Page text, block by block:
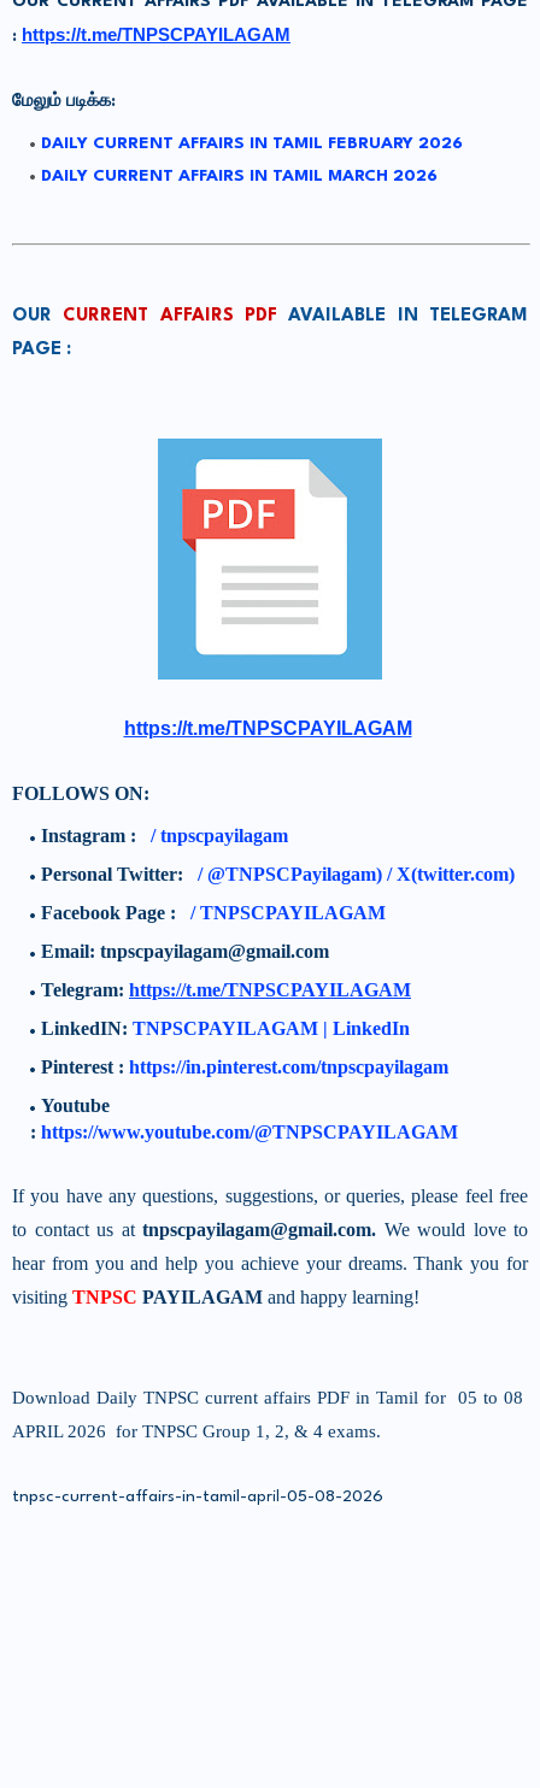
: https://t.me/TNPSCPAYILAGAM
மேலும் படிக்க:
DAILY CURRENT AFFAIRS IN TAMIL FEBRUARY 2026
DAILY CURRENT AFFAIRS IN TAMIL MARCH 2026
OUR CURRENT AFFAIRS PDF AVAILABLE IN TELEGRAM
PAGE :
https://t.me/TNPSCPAYILAGAM
FOLLOWS ON:
Instagram : /tnpscpayilagam
Personal Twitter:
/@TNPSCPayilagam) / X(twitter.com)
Facebook Page : / TNPSCPAYILAGAM
Email: tnpscpayilagam@gmail.com
Telegram: https://t.me/TNPSCPAYILAGAM
LinkedIN: TNPSCPAYILAGAM | LinkedIn
Pinterest : https://in.pinterest.com/tnpscpayilagam
Youtube
: https://www.youtube.com/@TNPSCPAYILAGAM
If you have any questions, suggestions, or queries, please feel free
to contact us at tnpscpayilagam@gmail.com. We would love to
hear from you and help you achieve your dreams. Thank you for
visiting TNPSC PAYILAGAM and happy learning!
Download Daily TNPSC current affairs PDF in Tamil for 05 to 08
APRIL 2026 for TNPSC Group 1, 2, & 4 exams.
tnpsc-current-affairs-in-tamil-april -05-08-2026